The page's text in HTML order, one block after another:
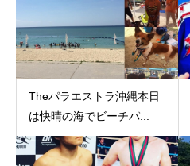
Theパラエストラ沖縄本日
は快晴の海でビーチパ...